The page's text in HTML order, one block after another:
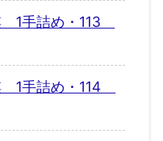
1手詰め・113
1手詰め・114